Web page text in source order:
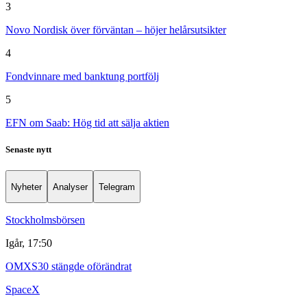
3
Novo Nordisk över förväntan – höjer helårsutsikter
4
Fondvinnare med banktung portfölj
5
EFN om Saab: Hög tid att sälja aktien
Senaste nytt
Nyheter Analyser Telegram
Stockholmsbörsen
Igår, 17:50
OMXS30 stängde oförändrat
SpaceX